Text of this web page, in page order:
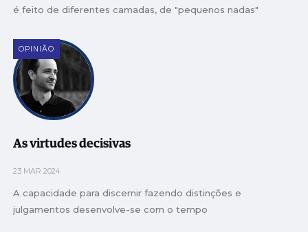
é feito de diferentes camadas, de "pequenos nadas"
OPINIÃO
As virtudes decisivas
23 MAR 2024
A capacidade para discernir fazendo distinções e
julgamentos desenvolve-se com o tempo